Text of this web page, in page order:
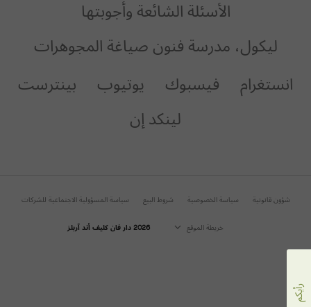
الأسئلة الشائعة وأجوبتها
ليكول، مدرسة فنون صياغة المجوهرات
انستغرام
فيسبوك يوتيوب
بينترست
لينكد إن
شؤون قانونية سياسة الخصوصية شروط البيع سياسة المسؤولية الاجتماعية للشركات
خريطة الموقع 2026 دار فان كليف أند آربلز
رأيكم